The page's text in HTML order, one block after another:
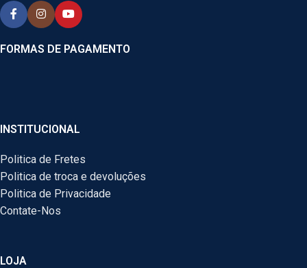
FORMAS DE PAGAMENTO
INSTITUCIONAL
Politica de Fretes
Politica de troca e devoluções
Politica de Privacidade
Contate-Nos
LOJA